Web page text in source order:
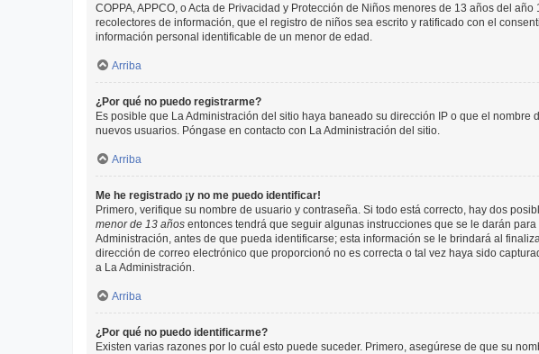
COPPA, APPCO, o Acta de Privacidad y Protección de Niños menores de 13 años del
recolectores de información, que el registro de niños sea escrito y ratificado con el
información personal identificable de un menor de edad.
Arriba
¿Por qué no puedo registrarme?
Es posible que La Administración del sitio haya baneado su dirección IP o que el
nuevos usuarios. Póngase en contacto con La Administración del sitio.
Arriba
Me he registrado ¡y no me puedo identificar!
Primero, verifique su nombre de usuario y contraseña. Si todo está correcto, hay dos
menor de 13 años entonces tendrá que seguir algunas instrucciones que se le darán
Administración, antes de que pueda identificarse; esta información se le brindará al
dirección de correo electrónico que proporcionó no es correcta o tal vez haya sido
a La Administración.
Arriba
¿Por qué no puedo identificarme?
Existen varias razones por lo cuál esto puede suceder. Primero, asegúrese de que su